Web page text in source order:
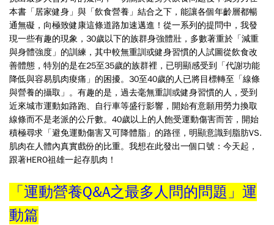
本書「居家健身」與「飲食營養」結合之下，能讓各個年齡層都暢
通無礙，向極致健康這條道路加速邁進！從一系列的提問中，我發
現一些有趣的現象， 30歲以下的族群身強體壯，多數著重於「減重
與身體強度」的訓練，其中較無重訓或健身習慣的人試圖從飲食改
善體態，特別的是在25至35歲的族群裡，已明顯感受到「代謝功能
降低與容易肌肉痠痛」的困擾。 30至40歲的人已將目標轉至「線條
與營養的攝取」。有趣的是 ，過去毫無重訓或健身習慣的人，受到
近來城市運動如路跑、自行車等盛行影響，開始有意願用勞力換取
線條而不是老派的公斤數。 40歲以上的人飽受運動傷害而苦，開始
積極尋求「避免運動傷害又可降體脂」的路徑，明顯意識到脂肪VS.
肌肉在人體內真實戲份的比重。我想在此發出一個口號：今天起，
跟著HERO祖雄一起存肌肉！
「運動營養Q&A之最多人問的問題」 運
動篇